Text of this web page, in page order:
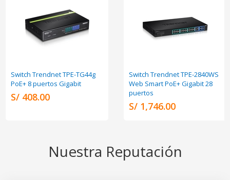
Switch Trendnet TPE-TG44g
PoE+ 8 puertos Gigabit
S/ 408.00
Switch Trendnet TPE-2840WS
Web Smart PoE+ Gigabit 28
puertos
S/ 1,746.00
Nuestra Reputación